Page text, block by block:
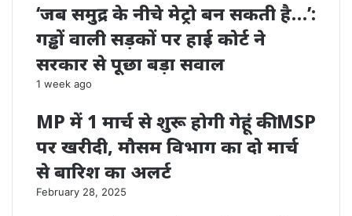
‘जब समुद्र के नीचे मेट्रो बन सकती है…’:
गड्ढों वाली सड़कों पर हाई कोर्ट ने
सरकार से पूछा बड़ा सवाल
1 week ago
MP में 1 मार्च से शुरू होगी गेहूं की MSP
पर खरीदी, मौसम विभाग का दो मार्च
से बारिश का अलर्ट
February 28, 2025